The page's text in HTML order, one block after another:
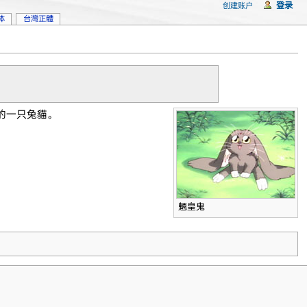
魎皇鬼
只兔貓。
台灣正體
创建账户 登录